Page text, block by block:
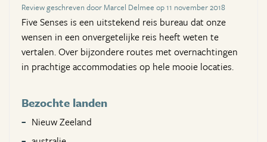
Review geschreven door Marcel Delmee op 11 november 2018
Five Senses is een uitstekend reis bureau dat onze
wensen in een onvergetelijke reis heeft weten te
vertalen. Over bijzondere routes met overnachtingen
in prachtige accommodaties op hele mooie locaties.
Bezochte landen
Nieuw Zeeland